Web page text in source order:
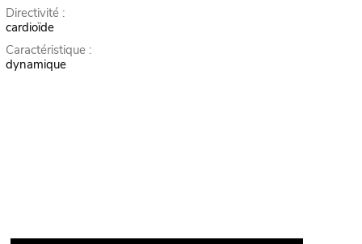
Directivité :
cardioïde
Caractéristique :
dynamique